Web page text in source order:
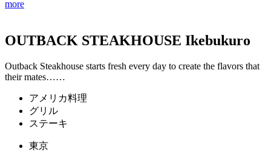
more
OUTBACK STEAKHOUSE Ikebukuro
Outback Steakhouse starts fresh every day to create the flavors that
their mates……
アメリカ料理
グリル
ステーキ
東京